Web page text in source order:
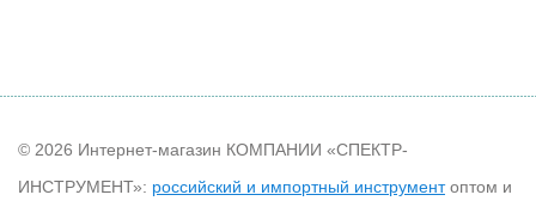
© 2026 Интернет-магазин КОМПАНИИ «СПЕКТР-
ИНСТРУМЕНТ»: российский и импортный инструментоптом и